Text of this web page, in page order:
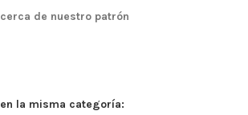
de nuestro patrón
la misma categoría: